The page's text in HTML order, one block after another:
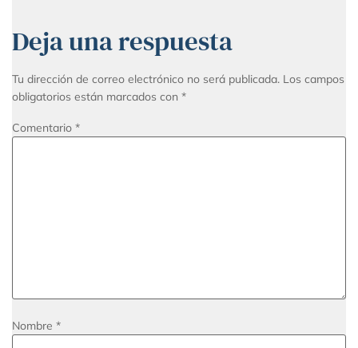
Deja una respuesta
Tu dirección de correo electrónico no será publicada. Los campos
obligatorios están marcados con *
Comentario *
Nombre *